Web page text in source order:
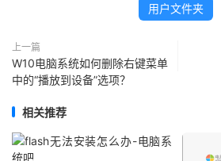
用户文件夹
上一篇
W10电脑系统如何删除右键菜单
中的“播放到设备”选项？
相关推荐